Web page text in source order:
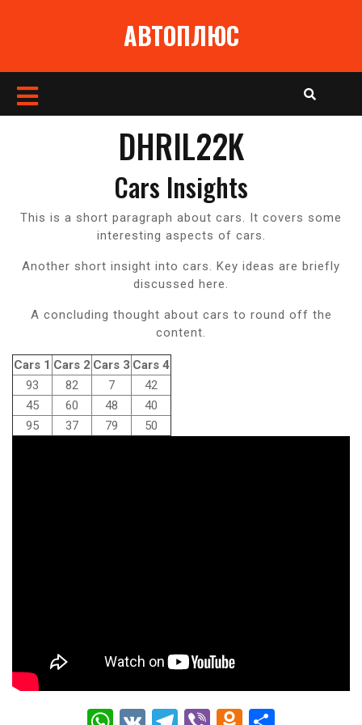
АВТОПЛЮС
Кнопка
DHRIL22K
Cars Insights
This is a short paragraph about cars. It covers some
interesting aspects of cars.
Another short insight into cars. Key ideas are briefly
discussed here.
A concluding thought about cars to round off the
content.
Cars 1 Cars 2 Cars 3 Cars 4
93
82 7
42
45
60 48
40
95
37 79 50